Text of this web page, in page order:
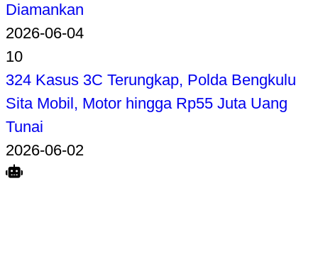
Diamankan
2026-06-04
10
324 Kasus 3C Terungkap, Polda Bengkulu
Sita Mobil, Motor hingga Rp55 Juta Uang
Tunai
2026-06-02